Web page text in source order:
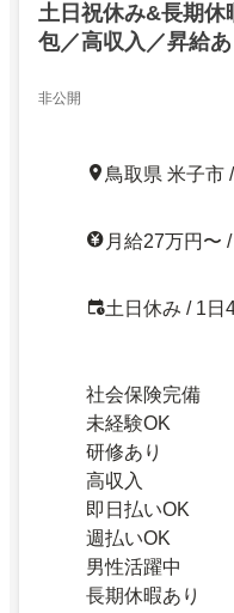
土日祝休み&長期休
包／高収入／昇給
非公開
鳥取県 米子市
月給27万円〜
土日休み / 1日
社会保険完備
未経験OK
研修あり
高収入
即日払いOK
週払いOK
男性活躍中
長期休暇あり